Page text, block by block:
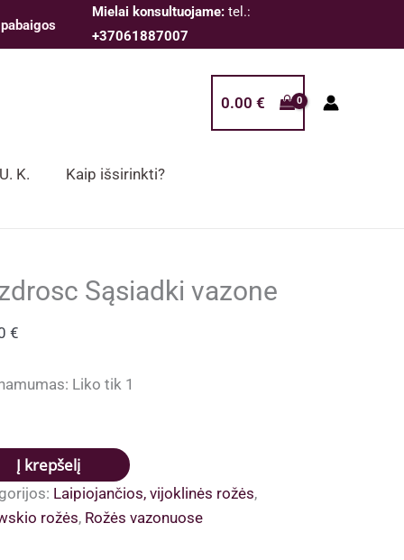
Mielai konsultuojame: tel.:
+37061887007
0.00 €
K.
Kaip išsirinkti?
Sąsiadki vazone
€
Liko tik 1
Į krepšelį
Laipiojančios, vijoklinės rožės,
rožės, Rožės vazonuose